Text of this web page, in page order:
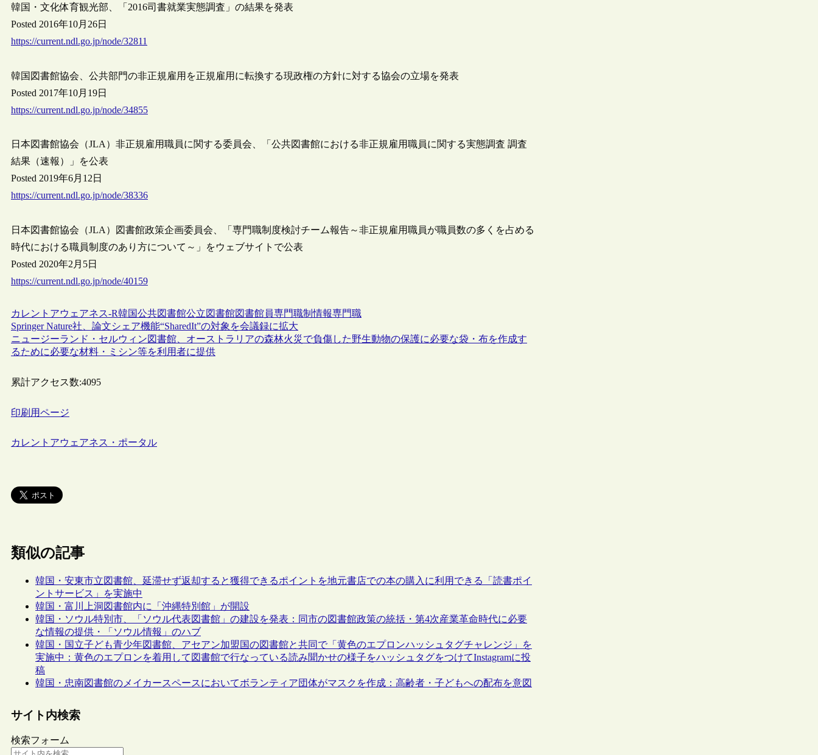
韓国・文化体育観光部、「2016司書就業実態調査」の結果を発表
Posted 2016年10月26日
https://current.ndl.go.jp/node/32811
韓国図書館協会、公共部門の非正規雇用を正規雇用に転換する現政権の方針に対する協会の立場を発表
Posted 2017年10月19日
https://current.ndl.go.jp/node/34855
日本図書館協会（JLA）非正規雇用職員に関する委員会、「公共図書館における非正規雇用職員に関する実態調査 調査
結果（速報）」を公表
Posted 2019年6月12日
https://current.ndl.go.jp/node/38336
日本図書館協会（JLA）図書館政策企画委員会、「専門職制度検討チーム報告～非正規雇用職員が職員数の多くを占める
時代における職員制度のあり方について～」をウェブサイトで公表
Posted 2020年2月5日
https://current.ndl.go.jp/node/40159
カレントアウェアネス-R韓国公共図書館公立図書館図書館員専門職制情報専門職
Springer Nature社、論文シェア機能“SharedIt”の対象を会議録に拡大
ニュージーランド・セルウィン図書館、オーストラリアの森林火災で負傷した野生動物の保護に必要な袋・布を作成す
るために必要な材料・ミシン等を利用者に提供
累計アクセス数:4095
印刷用ページ
カレントアウェアネス・ポータル
類似の記事
韓国・安東市立図書館、延滞せず返却すると獲得できるポイントを地元書店での本の購入に利用できる「読書ポイ
ントサービス」を実施中
韓国・富川上洞図書館内に「沖縄特別館」が開設
韓国・ソウル特別市、「ソウル代表図書館」の建設を発表：同市の図書館政策の統括・第4次産業革命時代に必要
な情報の提供・「ソウル情報」のハブ
韓国・国立子ども青少年図書館、アセアン加盟国の図書館と共同で「黄色のエプロンハッシュタグチャレンジ」を
実施中：黄色のエプロンを着用して図書館で行なっている読み聞かせの様子をハッシュタグをつけてInstagramに投
稿
韓国・忠南図書館のメイカースペースにおいてボランティア団体がマスクを作成：高齢者・子どもへの配布を意図
サイト内検索
検索フォーム